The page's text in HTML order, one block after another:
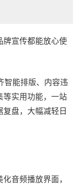
牌宣传都能放心使
智能排版、内容违
等实用功能，一站
盘，大幅减轻日
音频播放界面，